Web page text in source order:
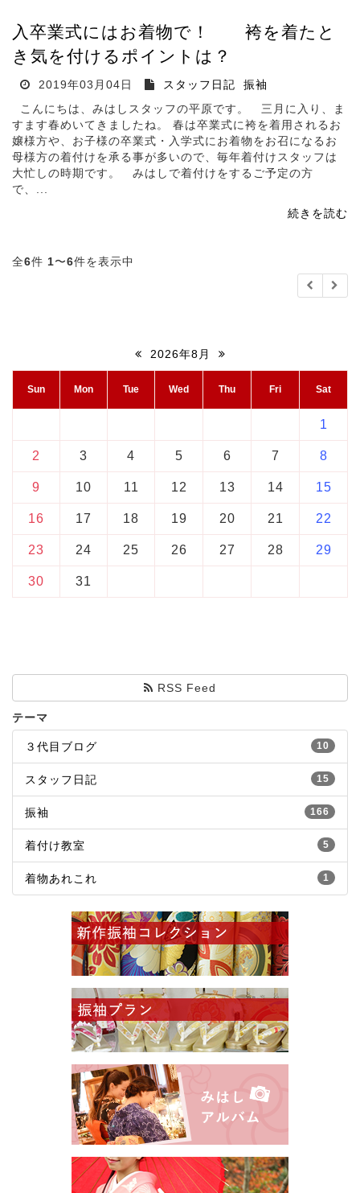
2026年8月
Sun Mon Tue Wed Thu Fri Sat
1
2 3 4 5 6 7 8
9 10 11 12 13 14 15
16 17 18 19 20 21 22
23 24 25 26 27 28 29
30 31
RSS Feed
テーマ
10
３代目ブログ
15
スタッフ日記
166
振袖
5
着付け教室
1
着物あれこれ
入卒業式にはお着物で！ 袴を着たと
き気を付けるポイントは？
2019年03月04日 スタッフ日記
振袖
こんにちは、みはしスタッフの平原です。 三月に入り、ま
すます春めいてきましたね。 春は卒業式に袴を着用されるお
嬢様方や、お子様の卒業式・入学式にお着物をお召になるお
母様方の着付けを承る事が多いので、毎年着付けスタッフは
大忙しの時期です。 みはしで着付けをするご予定の方
で、...
続きを読む
全6件 1〜6件を表示中